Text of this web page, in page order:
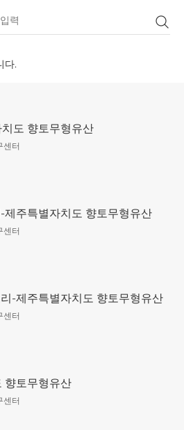
다.
도 향토무형유산
센터
제주특별자치도 향토무형유산
센터
-제주특별자치도 향토무형유산
센터
향토무형유산
센터